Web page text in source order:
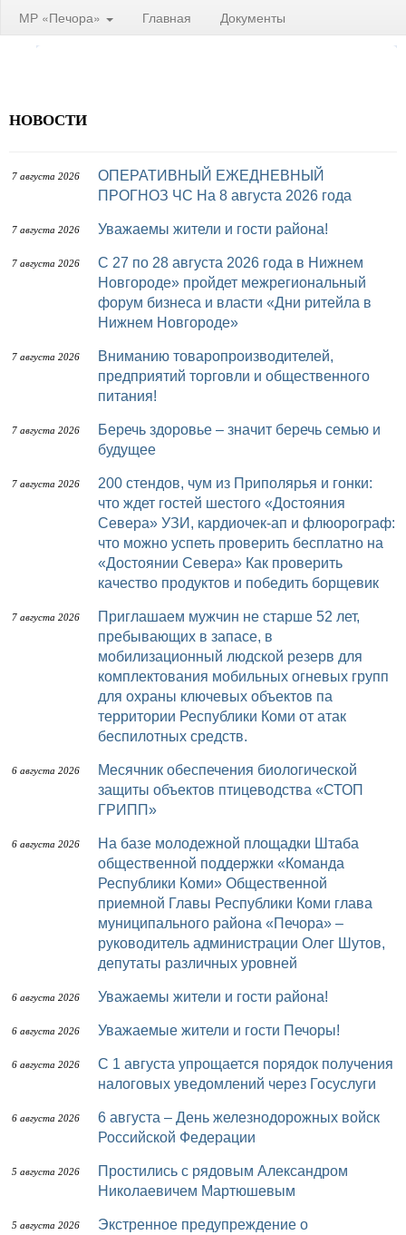
МР «Печора» Главная Документы
НОВОСТИ
7 августа 2026
ОПЕРАТИВНЫЙ ЕЖЕДНЕВНЫЙ
ПРОГНОЗ ЧС На 8 августа 2026 года
7 августа 2026 Уважаемы жители и гости района!
7 августа 2026
с 27 по 28 августа 2026 года в Нижнем
Новгороде» пройдет межрегиональный
форум бизнеса и власти «Дни ритейла в
Нижнем Новгороде»
7 августа 2026
Вниманию товаропроизводителей,
предприятий торговли и общественного
питания!
7 августа 2026
Беречь здоровье – значит беречь семью и
будущее
7 августа 2026
200 стендов, чум из Приполярья и гонки:
что ждет гостей шестого «Достояния
Севера» УЗИ, кардиочек-ап и флюорограф:
что можно успеть проверить бесплатно на
«Достоянии Севера» Как проверить
качество продуктов и победить борщевик
7 августа 2026
Приглашаем мужчин не старше 52 лет,
пребывающих в запасе, в
мобилизационный людской резерв для
комплектования мобильных огневых групп
для охраны ключевых объектов па
территории Республики Коми от атак
беспилотных средств.
6 августа 2026
Месячник обеспечения биологической
защиты объектов птицеводства «СТОП
ГРИПП»
6 августа 2026
На базе молодежной площадки Штаба
общественной поддержки «Команда
Республики Коми» Общественной
приемной Главы Республики Коми глава
муниципального района «Печора» –
руководитель администрации Олег Шутов,
депутаты различных уровней
6 августа 2026 Уважаемы жители и гости района!
6 августа 2026 Уважаемые жители и гости Печоры!
6 августа 2026
С 1 августа упрощается порядок получения
налоговых уведомлений через Госуслуги
6 августа 2026
6 августа – День железнодорожных войск
Российской Федерации
5 августа 2026
Простились с рядовым Александром
Николаевичем Мартюшевым
5 августа 2026
Экстренное предупреждение о